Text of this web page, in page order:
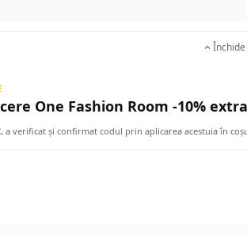
Închide
One Fashion Room -10%
a verificat și confirmat codul prin aplicarea acestuia în